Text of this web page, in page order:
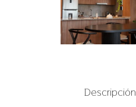
Descripción